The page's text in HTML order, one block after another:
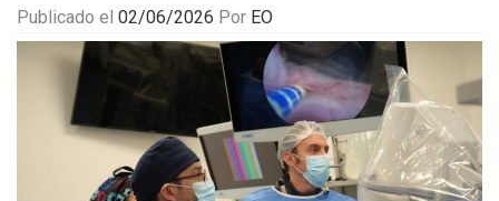
Publicado el 02/06/2026 Por EO